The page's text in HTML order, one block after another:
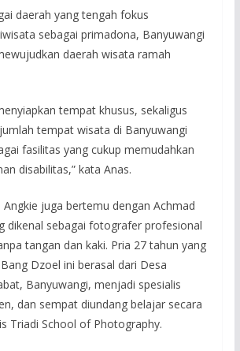
daerah yang tengah fokus
sebagai primadona, Banyuwangi
daerah wisata ramah
tempat khusus, sekaligus
tempat wisata di Banyuwangi
fasilitas yang cukup memudahkan
disabilitas,” kata Anas.
Angkie juga bertemu dengan Achmad
dikenal sebagai fotografer profesional
tangan dan kaki. Pria 27 tahun yang
Dzoel ini berasal dari Desa
Banyuwangi, menjadi spesialis
dan sempat diundang belajar secara
Triadi School of Photography.